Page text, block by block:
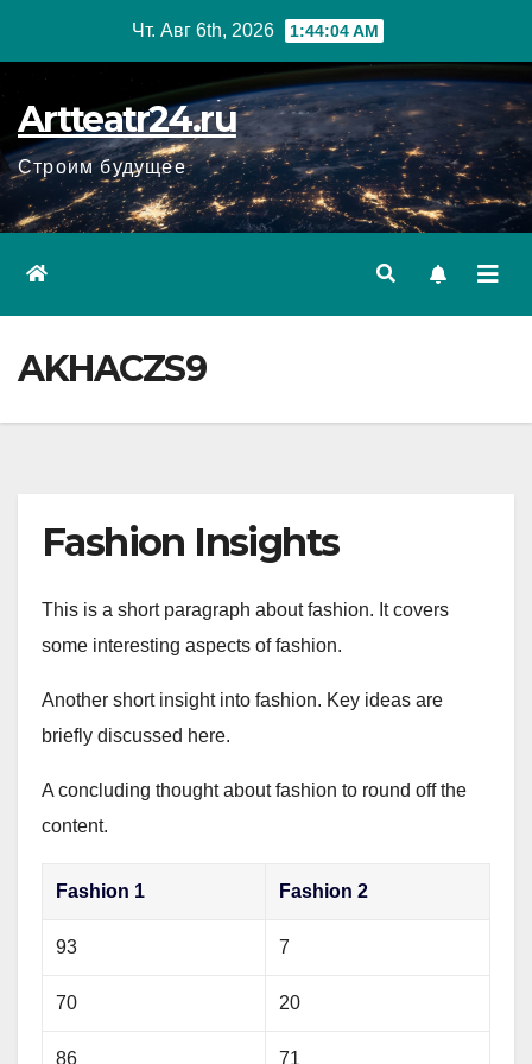
Чт. Авг 6th, 2026 1:44:05 AM
Artteatr24.ru
Строим будущее
AKHACZS9
Fashion Insights
This is a short paragraph about fashion. It covers
some interesting aspects of fashion.
Another short insight into fashion. Key ideas are
briefly discussed here.
A concluding thought about fashion to round off the
content.
Fashion 1 Fashion 2
93 7
70 20
86 71